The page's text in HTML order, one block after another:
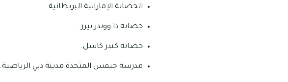
الحضانة الإماراتية البريطانية.
حضانة ذا ووندر ييرز.
حضانة كندر كاسل.
مدرسة جيمس المتحدة مدينة دبي الرياضية.